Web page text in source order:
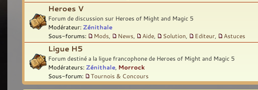
Heroes V
Forum de discussion sur Heroes of Might and Magic 5
Modérateur: Zénithale
Sous-forums:
Mods News Aide Solution Editeur Astuces
Ligue H5
Forum destiné a la ligue francophone de Heroes of Might and Magic 5
Modérateurs: Zénithale Morrock
Sous-forum:
Tournois & Concours